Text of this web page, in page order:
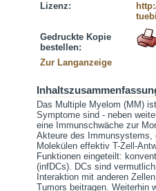
Lizenz:
Gedruckte Kopie
bestellen:
Zur Langanzeige
Das Multiple Myelom (MM)
Symptome sind - neben
eine Immunschwäche zur
Akteure des Immunsystems,
Molekülen effektiv T-Zell-
Funktionen eingeteilt:
(infDCs). DCs sind
Interaktion mit anderen
Tumors beitragen. Weiterhin